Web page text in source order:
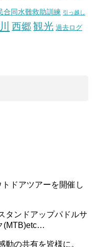
合同水難救助訓練 引っ越し
西郷観光 過去ログ
ドアツアーを開催し
タンドアップパドルサ
(MTB)etc…
の共有を皆様に。